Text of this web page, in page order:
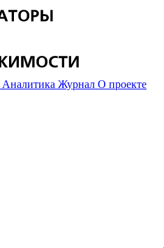
Аналитика Журнал О проекте